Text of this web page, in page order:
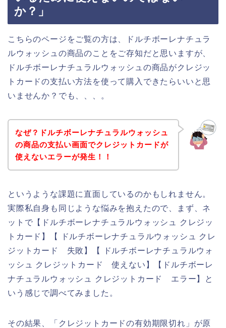
か？」
こちらのページをご覧の方は、ドルチボーレナチュラ
ルウォッシュの商品のことをご存知だと思いますが、
ドルチボーレナチュラルウォッシュの商品がクレジッ
トカードの支払い方法を使って購入できたらいいと思
いませんか？でも、、、。
なぜ？ドルチボーレナチュラルウォッシュ
の商品の支払い画面でクレジットカードが
使えないエラーが発生！！
というような課題に直面しているのかもしれません。
実際私自身も同じような悩みを抱えたので、まず、ネ
ットで【ドルチボーレナチュラルウォッシュ クレジッ
トカード】【 ドルチボーレナチュラルウォッシュ クレ
ジットカード 失敗】【 ドルチボーレナチュラルウォ
ッシュ クレジットカード 使えない】【ドルチボーレ
ナチュラルウォッシュ クレジットカード エラー】と
いう感じで調べてみました。
その結果、「クレジットカードの有効期限切れ」が原